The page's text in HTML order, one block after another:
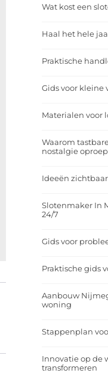
Wat kost een
Haal het hele
Praktische
Gids voor
Materialen voor
Waarom
nostalgie
Ideeën
Slotenmaker In
24/7
Gids voor
Praktische gids
Aanbouw
woning
Stappenplan
Innovatie op de
transformeren